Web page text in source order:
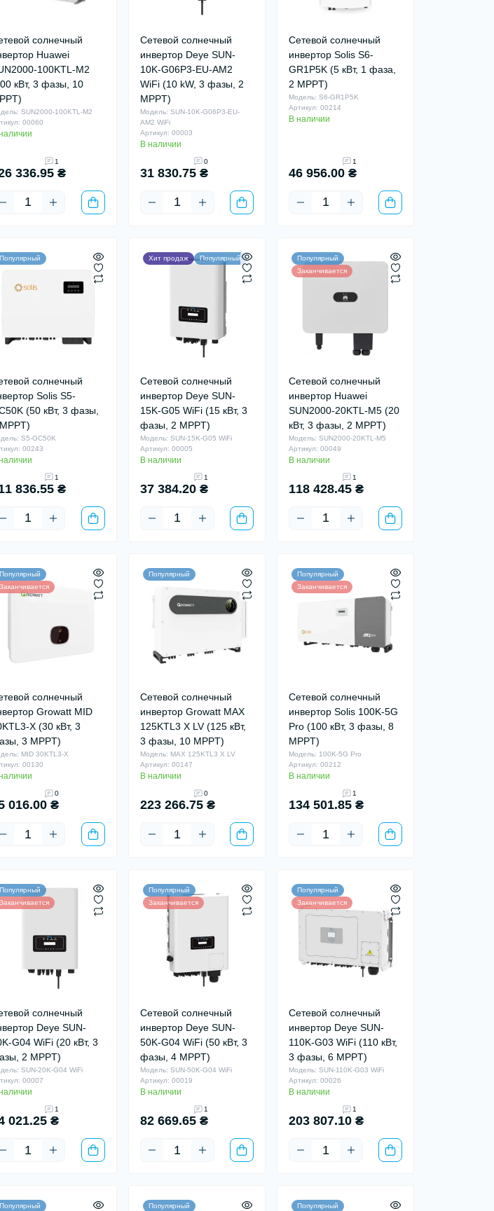
солнечный
Huawei
100KTL-M2
кВт, 3 фазы, 10
SUN2000-100KTL-M2
00060
1
336.95 ₴
Сетевой солнечный
инвертор Deye SUN-
10K-G06P3-EU-AM2
WiFi (10 kW, 3 фазы, 2
MPPT)
Модель: SUN-10K-G06P3-EU-
AM2 WiFi
Артикул: 00003
В наличии
0
31 830.75 ₴
Сетевой солнечный
инвертор Solis S6-
GR1P5K (5 кВт, 1 фаза,
2 MPPT)
Модель: S6-GR1P5K
Артикул: 00214
В наличии
1
46 956.00 ₴
Популярный
солнечный
Solis S5-
(50 кВт, 3 фазы,
S5-GC50K
00243
1
836.55 ₴
Хит продаж Популярный
Сетевой солнечный
инвертор Deye SUN-
15K-G05 WiFi (15 кВт, 3
фазы, 2 MPPT)
Модель: SUN-15K-G05 WiFi
Артикул: 00005
В наличии
1
37 384.20 ₴
Популярный
Заканчивается
Сетевой солнечный
инвертор Huawei
SUN2000-20KTL-M5 (20
кВт, 3 фазы, 2 MPPT)
Модель: SUN2000-20KTL-M5
Артикул: 00049
В наличии
1
118 428.45 ₴
Популярный
Заканчивается
солнечный
Growatt MID
X (30 кВт, 3
3 MPPT)
MID 30KTL3-X
00130
0
016.00 ₴
Популярный
Сетевой солнечный
инвертор Growatt MAX
125KTL3 X LV (125 кВт,
3 фазы, 10 MPPT)
Модель: MAX 125KTL3 X LV
Артикул: 00147
В наличии
0
223 266.75 ₴
Популярный
Заканчивается
Сетевой солнечный
инвертор Solis 100K-5G
Pro (100 кВт, 3 фазы, 8
MPPT)
Модель: 100K-5G Pro
Артикул: 00212
В наличии
1
134 501.85 ₴
Популярный
Заканчивается
солнечный
Deye SUN-
G04 WiFi (20 кВт, 3
2 MPPT)
SUN-20K-G04 WiFi
00007
1
021.25 ₴
Популярный
Заканчивается
Сетевой солнечный
инвертор Deye SUN-
50K-G04 WiFi (50 кВт, 3
фазы, 4 MPPT)
Модель: SUN-50K-G04 WiFi
Артикул: 00019
В наличии
1
82 669.65 ₴
Популярный
Заканчивается
Сетевой солнечный
инвертор Deye SUN-
110K-G03 WiFi (110 кВт,
3 фазы, 6 MPPT)
Модель: SUN-110K-G03 WiFi
Артикул: 00026
В наличии
1
203 807.10 ₴
Популярный
Популярный Популярный